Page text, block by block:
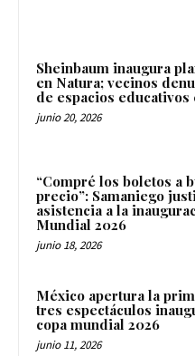
Sheinbaum inaugura
en Natura; vecinos
de espacios educativos
junio 20, 2026
“Compré los boletos a
precio”: Samaniego
asistencia a la
Mundial 2026
junio 18, 2026
México apertura la
tres espectáculos
copa mundial 2026
junio 11, 2026